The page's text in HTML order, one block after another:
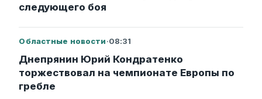
следующего боя
Областные новости·08:31
Днепрянин Юрий Кондратенко
торжествовал на чемпионате Европы по
гребле